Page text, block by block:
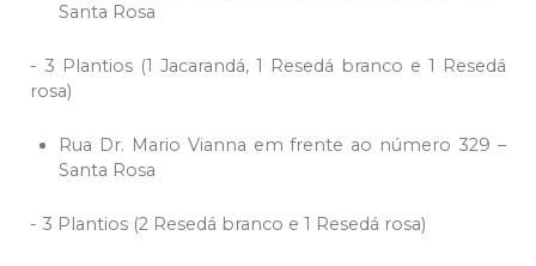
Santa Rosa
- 3 Plantios (1 Jacarandá, 1 Resedá branco e 1 Resedá
rosa)
Rua Dr. Mario Vianna em frente ao número 329 –
Santa Rosa
- 3 Plantios (2 Resedá branco e 1 Resedá rosa)